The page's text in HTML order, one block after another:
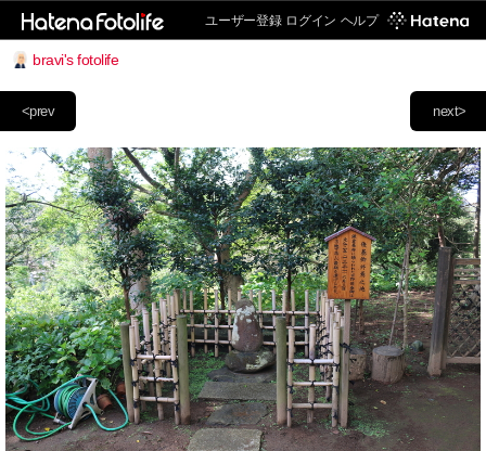
ユーザー登録 ログイン ヘルプ
bravi's fotolife
next>
<prev